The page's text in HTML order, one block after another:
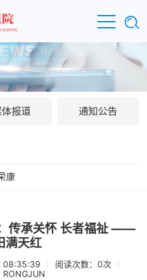
报道 通知公告
康
传承关怀 长者福祉 ——
满天红
08:35:39 阅读次数： 0次
RONGJUN